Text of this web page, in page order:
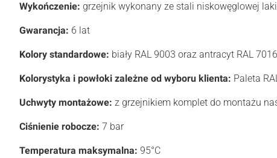
Wykończenie: grzejnik wykonany ze stali niskowęglowej
Gwarancja: 6 lat
Kolory standardowe: biały RAL 9003 oraz antracyt RAL 7016
Kolorystyka i powłoki zależne od wyboru klienta: Paleta
Uchwyty montażowe: z grzejnikiem komplet do montażu
Ciśnienie robocze: 7 bar
Temperatura maksymalna: 95°C